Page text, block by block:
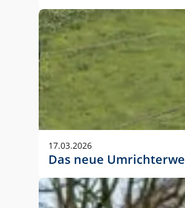
DIN A3 – 15 mm hoch (5 %)
DIN A1 – 39 mm hoch (5 %)
DIN lang – 10 mm hoch
1080 x 1080 px – 78 px
In Ausnahmefällen darf das
stets der vorherigen
17.03.2026
Das neue